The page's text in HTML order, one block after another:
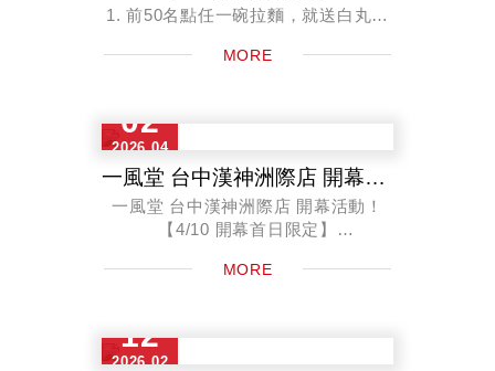
1. 前50名點任一碗拉麵，就送白丸元
2. 前3名再多送你一個獨家拉麵碗！
MORE
02
2026.04
一風堂 台中漢神洲際店 開幕活動！
一風堂 台中漢神洲際店 開幕活動！
【4/10 開幕首日限定】
丸元味兌換券」一張
MORE
12
2026.02